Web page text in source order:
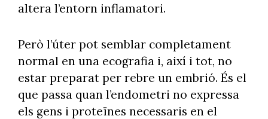
altera l’entorn inflamatori.
Però l’úter pot semblar completament
normal en una ecografia i, així i tot, no
estar preparat per rebre un embrió. És el
que passa quan l’endometri no expressa
els gens i proteïnes necessaris en el